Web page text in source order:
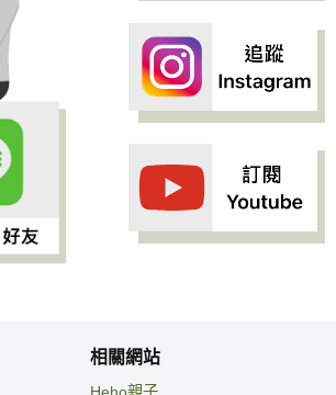
相關網站